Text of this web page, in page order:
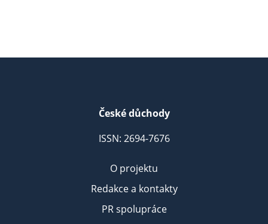
České důchody
ISSN: 2694-7676
O projektu
Redakce a kontakty
PR spolupráce